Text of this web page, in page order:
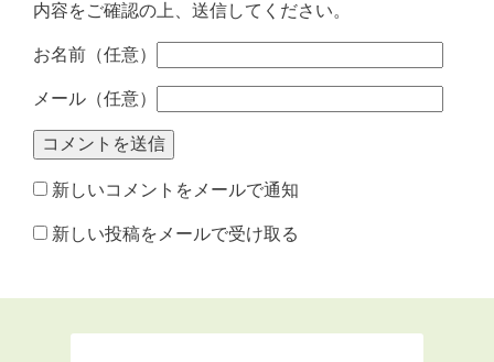
内容をご確認の上、送信してください。
お名前（任意）
メール（任意）
新しいコメントをメールで通知
新しい投稿をメールで受け取る